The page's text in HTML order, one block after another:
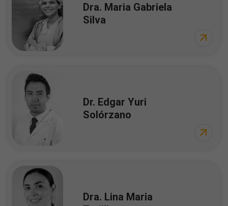
Dra. Maria Gabriela
Silva
Dr. Edgar Yuri
Solórzano
Dra. Lina Maria